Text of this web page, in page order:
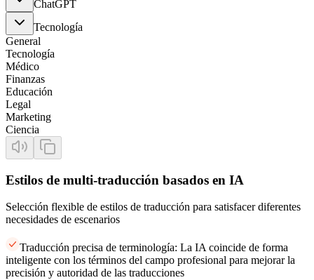
ChatGPT
Tecnología
General
Tecnología
Médico
Finanzas
Educación
Legal
Marketing
Ciencia
Estilos de multi-traducción basados en IA
Selección flexible de estilos de traducción para satisfacer diferentes
necesidades de escenarios
Traducción precisa de terminología: La IA coincide de forma
inteligente con los términos del campo profesional para mejorar la
precisión y autoridad de las traducciones